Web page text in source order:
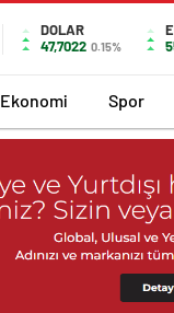
DOLAR
47,7022 0.15%
Ekonomi Spor